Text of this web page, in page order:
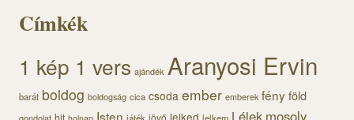
Címkék
1 kép 1 vers ajándék Aranyosi Ervin
barát boldog boldogság cica csoda ember emberek fényföld
Isten jövő lelked Lélek mosoly